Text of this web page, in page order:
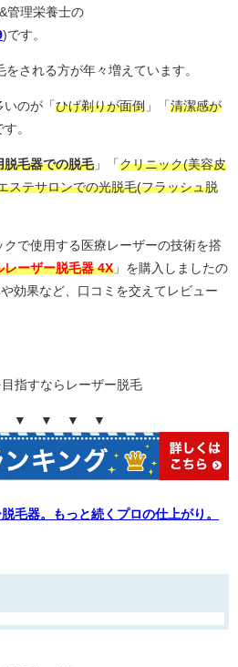
管理栄養士の
)です。
される方が年々増えています。
いのが「ひげ剃りが面倒 」「清潔感が
。
脱毛器での脱毛」「クリニック(美容皮
ステサロンでの光脱毛(フラッシュ脱
で使用する医療レーザーの技術を搭
レーザー脱毛器 4X 」を購入しましたの
効果など、口コミを交えてレビュー
指すならレーザー脱毛
▼ ▼ ▼ ▼
毛器。もっと続くプロの仕上がり。